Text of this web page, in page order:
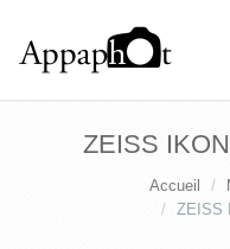
ZEISS
Accueil
ZEISS